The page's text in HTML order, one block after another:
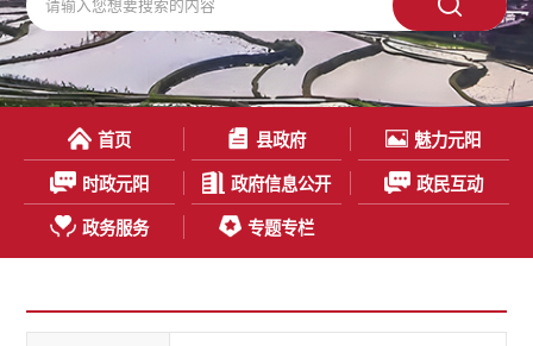
首页 县政府 魅力元阳
时政元阳 政府信息公开 政民互动
政务服务 专题专栏